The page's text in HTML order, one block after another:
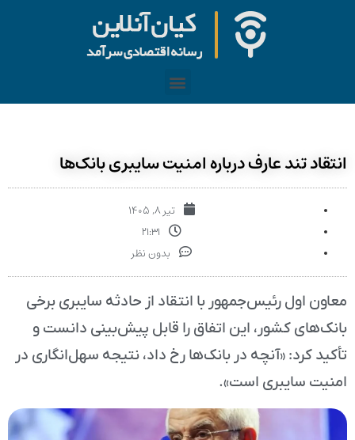
انتقاد تند عارف درباره امنیت سایبری بانک‌ها
تیر ۸, ۱۴۰۵
۲۱:۳۱
بدون نظر
معاون اول رئیس‌جمهور با انتقاد از حادثه سایبری برخی
بانک‌های کشور، این اتفاق را قابل پیش‌بینی دانست و
تأکید کرد: «آنچه در بانک‌ها رخ داد، نتیجه سهل‌انگاری در
امنیت سایبری است».